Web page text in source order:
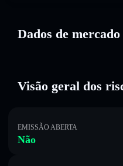
Dados de
Visão geral dos
EMISSÃO ABERTA
Não